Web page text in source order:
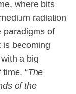
where bits
radiation
paradigms of
is becoming
a big
“The
of the